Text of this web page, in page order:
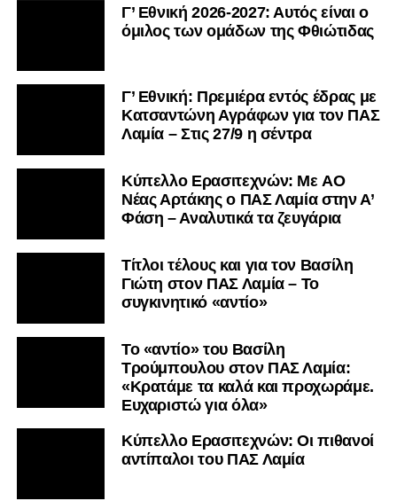
Γ’ Εθνική 2026-2027: Αυτός είναι ο
όμιλος των ομάδων της Φθιώτιδας
Γ’ Εθνική: Πρεμιέρα εντός έδρας με
Κατσαντώνη Αγράφων για τον ΠΑΣ
Λαμία – Στις 27/9 η σέντρα
Kύπελλο Ερασιτεχνών: Με AO
Nέας Αρτάκης ο ΠΑΣ Λαμία στην Α’
Φάση – Αναλυτικά τα ζευγάρια
Τίτλοι τέλους και για τον Βασίλη
Γιώτη στον ΠΑΣ Λαμία – Το
συγκινητικό «αντίο»
Το «αντίο» του Βασίλη
Τρούμπουλου στον ΠΑΣ Λαμία:
«Κρατάμε τα καλά και προχωράμε.
Ευχαριστώ για όλα»
Κύπελλο Ερασιτεχνών: Οι πιθανοί
αντίπαλοι του ΠΑΣ Λαμία